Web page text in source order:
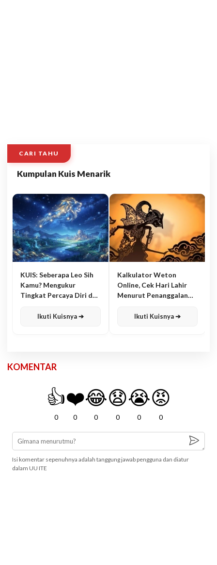
CARI TAHU
Kumpulan Kuis Menarik
KUIS: Seberapa Leo Sih
Kamu? Mengukur
Tingkat Percaya Diri dan
Ikuti Kuisnya ➔
Kalkulator Weton
Online, Cek Hari Lahir
Menurut Penanggalan
Ikuti Kuisnya ➔
KOMENTAR
👍
0
❤️
0
😂
0
😧
0
😭
0
😡
0
Isi komentar sepenuhnya adalah tanggung jawab pengguna dan diatur
dalam UU ITE